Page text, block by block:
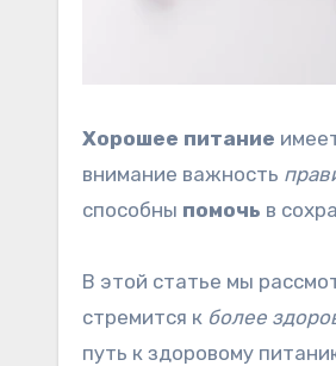
Хорошее питание
внимание важность
способны помочь в
В этой статье мы
стремится к более
путь к здоровому